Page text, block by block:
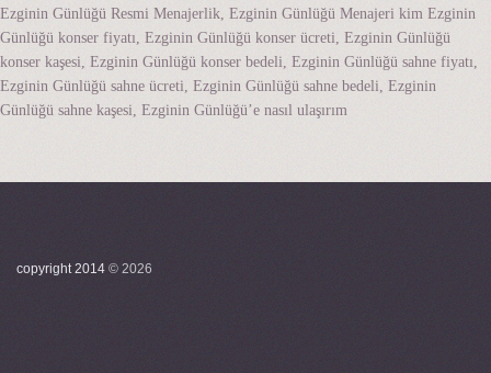
Ezginin Günlüğü Resmi Menajerlik, Ezginin Günlüğü Menajeri kim Ezginin
Günlüğü konser fiyatı, Ezginin Günlüğü konser ücreti, Ezginin Günlüğü
konser kaşesi, Ezginin Günlüğü konser bedeli, Ezginin Günlüğü sahne fiyatı,
Ezginin Günlüğü sahne ücreti, Ezginin Günlüğü sahne bedeli, Ezginin
Günlüğü sahne kaşesi, Ezginin Günlüğü’e nasıl ulaşırım
copyright 2014 © 2026